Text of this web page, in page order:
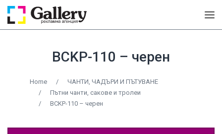
BCKP-110 – черен
Home /
ЧАНТИ, ЧАДЪРИ И ПЪТУВАНЕ
/
Пътни чанти, сакове и тролеи
/
BCKP-110 – черен